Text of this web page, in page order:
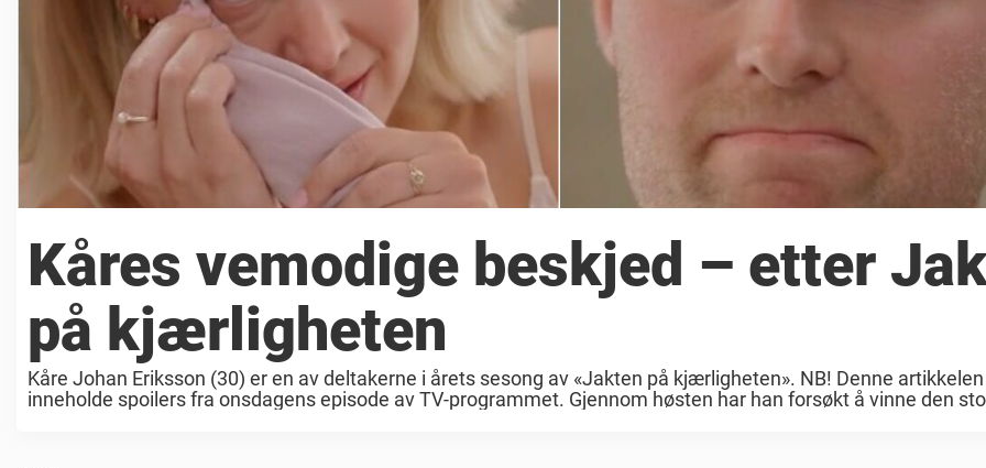
Kåres vemodige beskjed – etter
på kjærligheten
Kåre Johan Eriksson (30) er en av deltakerne i årets sesong av «Jakten på kjærligheten». NB! Denne
inneholde spoilers fra onsdagens episode av TV-programmet. Gjennom høsten har han forsøkt å vinne den